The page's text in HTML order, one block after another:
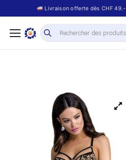
Livraison offerte dès CHF 49.-